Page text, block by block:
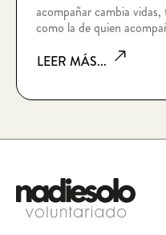
acompañar cambia
como la de quien
LEER MÁS...